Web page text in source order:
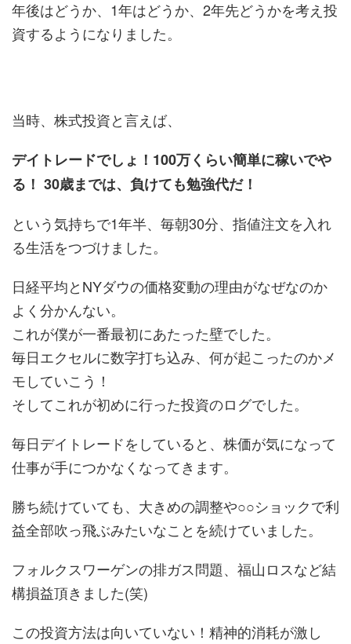
年後はどうか、1年はどうか、2年先どうかを考え投
資するようになりました。
当時、株式投資と言えば、
デイトレードでしょ！100万くらい簡単に稼いでや
る！ 30歳までは、負けても勉強代だ！
という気持ちで1年半、毎朝30分、指値注文を入れ
る生活をつづけました。
日経平均とNYダウの価格変動の理由がなぜなのか
よく分かんない。
これが僕が一番最初にあたった壁でした。
毎日エクセルに数字打ち込み、何が起こったのかメ
モしていこう！
そしてこれが初めに行った投資のログでした。
毎日デイトレードをしていると、株価が気になって
仕事が手につかなくなってきます。
勝ち続けていても、大きめの調整や○○ショックで利
益全部吹っ飛ぶみたいなことを続けていました。
フォルクスワーゲンの排ガス問題、福山ロスなど結
構損益頂きました(笑)
この投資方法は向いていない！精神的消耗が激し